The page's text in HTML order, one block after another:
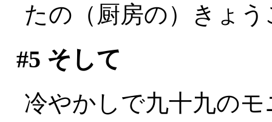
たの（厨房の）きょ
#5 そして
冷やかしで九十九の